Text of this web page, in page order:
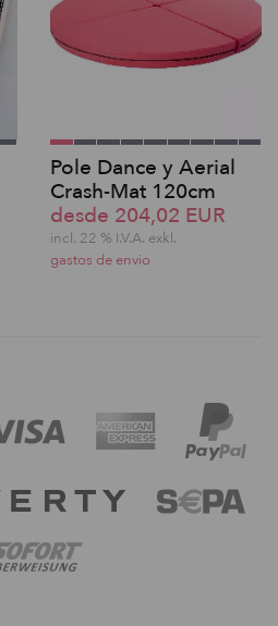
Pole Dance y Aerial
Crash-Mat 120cm
desde 204,02 EUR
incl. 22 % I.V.A. exkl.
gastos de envio